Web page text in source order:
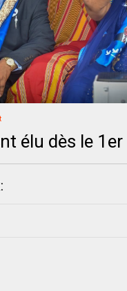
élu dès le